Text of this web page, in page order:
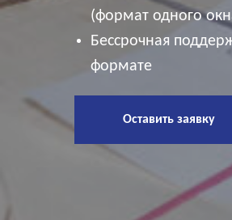
(формат одного
Бессрочная
формате
Оставить заявку